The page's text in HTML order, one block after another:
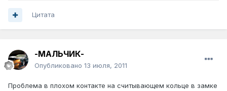
Цитата
-МАЛЬЧИК-
Опубликовано 13 июля, 2011
Проблема в плохом контакте на считывающем кольце в замке